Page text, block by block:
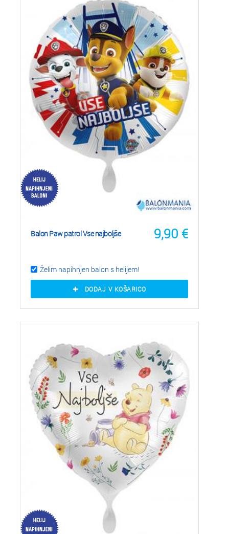
9,90 €
Balon Paw patrol Vse najboljše
Želim napihnjen balon s helijem!
DODAJ V KOŠARICO